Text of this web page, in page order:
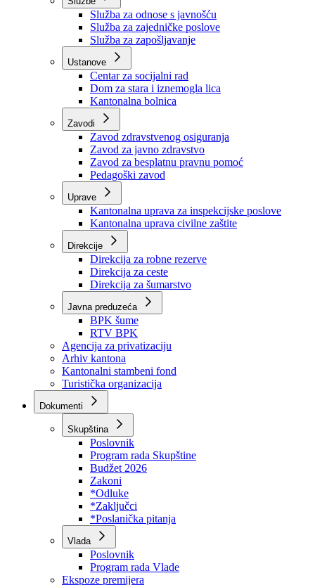
Organizacije
Službe
Služba za odnose s javnošću
Služba za zajedničke poslove
Služba za zapošljavanje
Ustanove
Centar za socijalni rad
Dom za stara i iznemogla lica
Kantonalna bolnica
Zavodi
Zavod zdravstvenog osiguranja
Zavod za javno zdravstvo
Zavod za besplatnu pravnu pomoć
Pedagoški zavod
Kantonalna uprava za inspekcijske poslove
Kantonalna uprava civilne zaštite
Direkcije
Direkcija za robne rezerve
Direkcija za ceste
Direkcija za šumarstvo
Javna preduzeća
BPK šume
RTV BPK
Agencija za privatizaciju
Arhiv kantona
Kantonalni stambeni fond
Turistička organizacija
Dokumenti
Skupština
Poslovnik
Program rada Skupštine
Budžet 2026
Zakoni
*Odluke
*Zaključci
*Poslanička pitanja
Vlada